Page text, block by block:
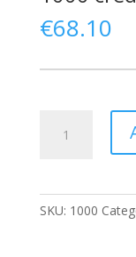
€68.10
créditos
SKU: 1000